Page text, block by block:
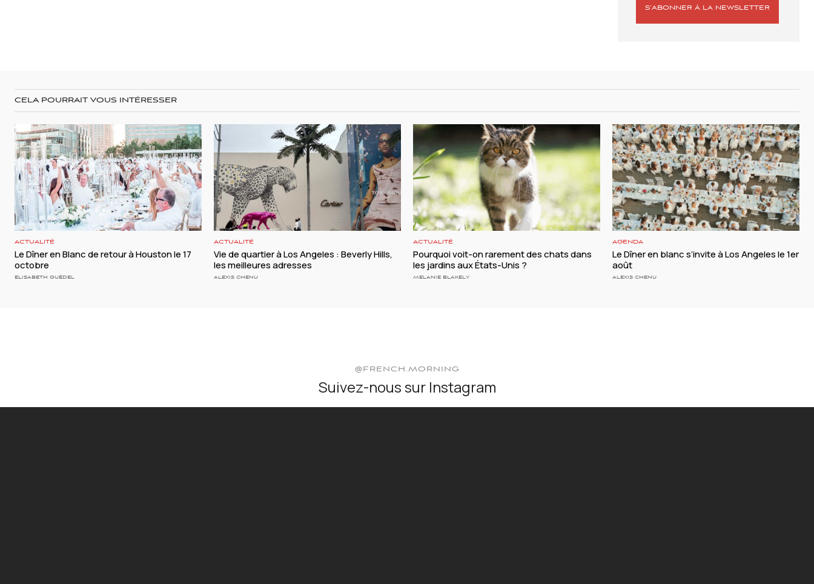
S’ABONNER À LA NEWSLETTER
CELA POURRAIT VOUS INTÉRESSER
ACTUALITÉ
Le Dîner en Blanc de retour à Houston le 17
octobre
ELISABETH GUÉDEL
ACTUALITÉ
Vie de quartier à Los Angeles : Beverly Hills,
les meilleures adresses
ALEXIS CHENU
ACTUALITÉ
Pourquoi voit-on rarement des chats dans
les jardins aux États-Unis ?
MELANIE BLAKELY
AGENDA
Le Dîner en blanc s’invite à Los Angeles le 1er
août
ALEXIS CHENU
@FRENCH.MORNING
Suivez-nous sur Instagram